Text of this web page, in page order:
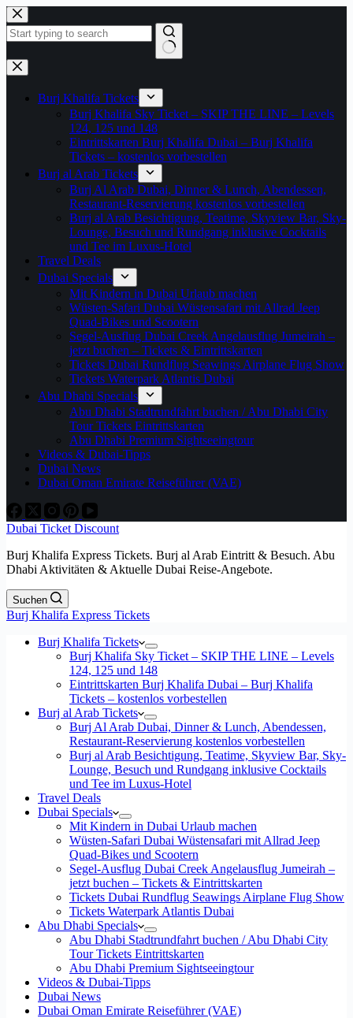
Zum
Inhalt
springen
Keine
Ergebnisse
Burj Khalifa Tickets
Burj Khalifa Sky Ticket – SKIP THE LINE – Levels
124, 125 und 148
Eintrittskarten Burj Khalifa Dubai – Burj Khalifa
Tickets – kostenlos vorbestellen
Burj al Arab Tickets
Burj Al Arab Dubai, Dinner & Lunch, Abendessen,
Restaurant-Reservierung kostenlos vorbestellen
Burj al Arab Besichtigung, Teatime, Skyview Bar, Sky-
Lounge, Besuch und Rundgang inklusive Cocktails
und Tee im Luxus-Hotel
Travel Deals
Dubai Specials
Mit Kindern in Dubai Urlaub machen
Wüsten-Safari Dubai Wüstensafari mit Allrad Jeep
Quad-Bikes und Scootern
Segel-Ausflug Dubai Creek Angelausflug Jumeirah –
jetzt buchen – Tickets & Eintrittskarten
Tickets Dubai Rundflug Seawings Airplane Flug Show
Tickets Waterpark Atlantis Dubai
Abu Dhabi Specials
Abu Dhabi Stadtrundfahrt buchen / Abu Dhabi City
Tour Tickets Eintrittskarten
Abu Dhabi Premium Sightseeingtour
Videos & Dubai-Tipps
Dubai News
Dubai Oman Emirate Reiseführer (VAE)
Dubai Ticket Discount
Burj Khalifa Express Tickets. Burj al Arab Eintritt & Besuch. Abu
Dhabi Aktivitäten & Aktuelle Dubai Reise-Angebote.
Suchen
Burj Khalifa Express Tickets
Burj Khalifa Tickets
Burj Khalifa Sky Ticket – SKIP THE LINE – Levels
124, 125 und 148
Eintrittskarten Burj Khalifa Dubai – Burj Khalifa
Tickets – kostenlos vorbestellen
Burj al Arab Tickets
Burj Al Arab Dubai, Dinner & Lunch, Abendessen,
Restaurant-Reservierung kostenlos vorbestellen
Burj al Arab Besichtigung, Teatime, Skyview Bar, Sky-
Lounge, Besuch und Rundgang inklusive Cocktails
und Tee im Luxus-Hotel
Travel Deals
Dubai Specials
Mit Kindern in Dubai Urlaub machen
Wüsten-Safari Dubai Wüstensafari mit Allrad Jeep
Quad-Bikes und Scootern
Segel-Ausflug Dubai Creek Angelausflug Jumeirah –
jetzt buchen – Tickets & Eintrittskarten
Tickets Dubai Rundflug Seawings Airplane Flug Show
Tickets Waterpark Atlantis Dubai
Abu Dhabi Specials
Abu Dhabi Stadtrundfahrt buchen / Abu Dhabi City
Tour Tickets Eintrittskarten
Abu Dhabi Premium Sightseeingtour
Videos & Dubai-Tipps
Dubai News
Dubai Oman Emirate Reiseführer (VAE)